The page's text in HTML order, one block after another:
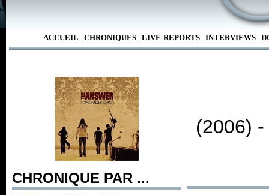
ACCUEIL CHRONIQUES LIVE-REPORTS INTERVIEWS
CHRONIQUE PAR ...
(2006)